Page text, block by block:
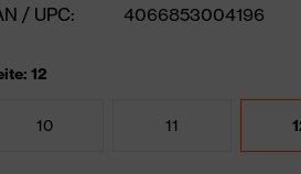
/ UPC:
4066853004196
12
10 11